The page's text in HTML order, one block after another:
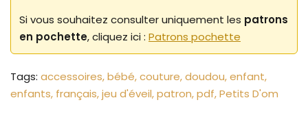
Si vous souhaitez consulter uniquement les patrons
en pochette, cliquez ici : Patrons pochette
Tags: accessoires bébé couture doudou enfant
enfants français jeu d'éveil patron pdf Petits D'om